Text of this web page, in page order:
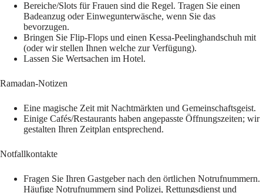
Bereiche/Slots für Frauen sind die Regel. Tragen Sie einen
Badeanzug oder Einwegunterwäsche, wenn Sie das
bevorzugen.
Bringen Sie Flip-Flops und einen Kessa-Peelinghandschuh mit
(oder wir stellen Ihnen welche zur Verfügung).
Lassen Sie Wertsachen im Hotel.
Ramadan-Notizen
Eine magische Zeit mit Nachtmärkten und Gemeinschaftsgeist.
Einige Cafés/Restaurants haben angepasste Öffnungszeiten; wir
gestalten Ihren Zeitplan entsprechend.
Notfallkontakte
Fragen Sie Ihren Gastgeber nach den örtlichen Notrufnummern.
Häufige Notrufnummern sind Polizei, Rettungsdienst und